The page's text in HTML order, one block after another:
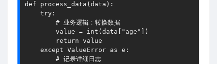
def process_data(data):
    try:
        # 业务逻辑：转换数据
        value = int(data["age"])
        return value
    except ValueError as e:
        # 记录详细日志